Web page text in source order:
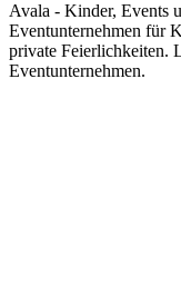
Avala - Kinder, Events
Eventunternehmen für
private Feierlichkeiten.
Eventunternehmen.